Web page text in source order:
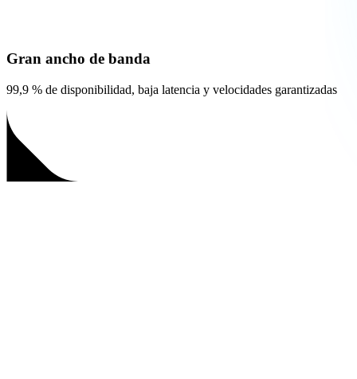
Gran ancho de banda
99,9 % de disponibilidad, baja latencia y velocidades garantizadas